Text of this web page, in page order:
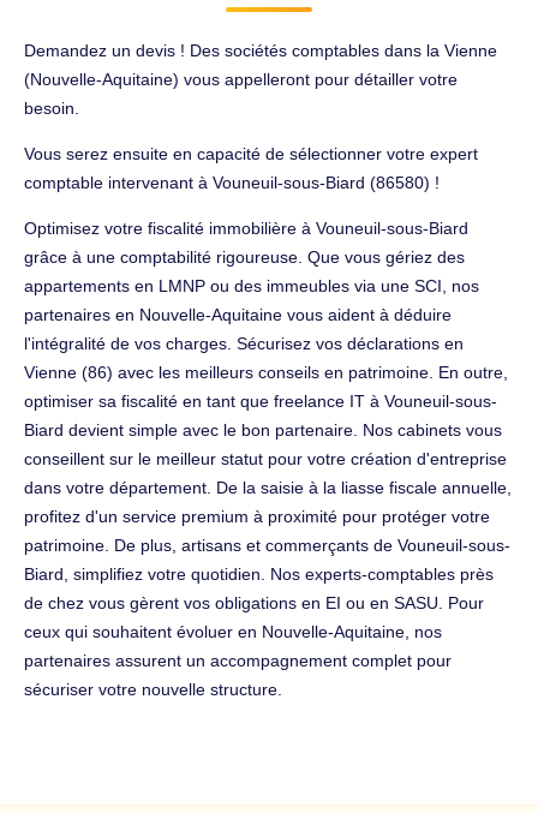
Demandez un devis ! Des sociétés comptables dans la Vienne
(Nouvelle-Aquitaine) vous appelleront pour détailler votre
besoin.
Vous serez ensuite en capacité de sélectionner votre expert
comptable intervenant à Vouneuil-sous-Biard (86580) !
Optimisez votre fiscalité immobilière à Vouneuil-sous-Biard
grâce à une comptabilité rigoureuse. Que vous gériez des
appartements en LMNP ou des immeubles via une SCI, nos
partenaires en Nouvelle-Aquitaine vous aident à déduire
l'intégralité de vos charges. Sécurisez vos déclarations en
Vienne (86) avec les meilleurs conseils en patrimoine. En outre,
optimiser sa fiscalité en tant que freelance IT à Vouneuil-sous-
Biard devient simple avec le bon partenaire. Nos cabinets vous
conseillent sur le meilleur statut pour votre création d'entreprise
dans votre département. De la saisie à la liasse fiscale annuelle,
profitez d'un service premium à proximité pour protéger votre
patrimoine. De plus, artisans et commerçants de Vouneuil-sous-
Biard, simplifiez votre quotidien. Nos experts-comptables près
de chez vous gèrent vos obligations en EI ou en SASU. Pour
ceux qui souhaitent évoluer en Nouvelle-Aquitaine, nos
partenaires assurent un accompagnement complet pour
sécuriser votre nouvelle structure.